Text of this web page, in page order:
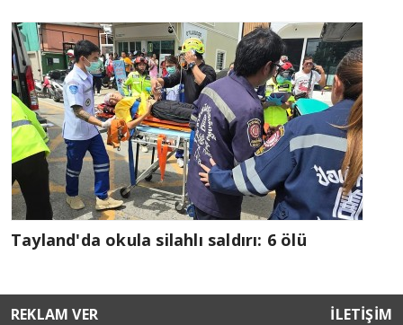
Tayland'da okula silahlı saldırı: 6 ölü
REKLAM VER İLETİŞİM